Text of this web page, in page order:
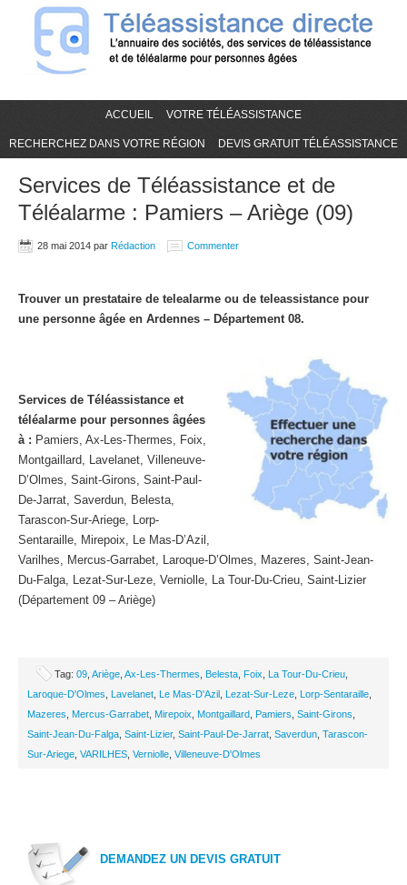
ACCUEIL VOTRE TÉLÉASSISTANCE
RECHERCHEZ DANS VOTRE RÉGION DEVIS GRATUIT TÉLÉASSISTANCE
Services de Téléassistance et de
Téléalarme : Pamiers – Ariège (09)
28 mai 2014 par Rédaction Commenter
Trouver un prestataire de telealarme ou de teleassistance pour
une personne âgée en Ardennes – Département 08.
Services de Téléassistance et
téléalarme pour personnes âgées
à : Pamiers, Ax-Les-Thermes, Foix,
Montgaillard, Lavelanet, Villeneuve-
D’Olmes, Saint-Girons, Saint-Paul-
De-Jarrat, Saverdun, Belesta,
Tarascon-Sur-Ariege, Lorp-
Sentaraille, Mirepoix, Le Mas-D’Azil,
Varilhes, Mercus-Garrabet, Laroque-D’Olmes, Mazeres, Saint-Jean-
Du-Falga, Lezat-Sur-Leze, Verniolle, La Tour-Du-Crieu, Saint-Lizier
(Département 09 – Ariège)
Tag: 09 Ariège Ax-Les-Thermes Belesta Foix La Tour-Du-Crieu
Laroque-D'Olmes
Lavelanet Le Mas-D'Azil Lezat-Sur-Leze Lorp-Sentaraille
Mazeres
Mercus-Garrabet Mirepoix Montgaillard Pamiers Saint-Girons
Saint-Jean-Du-Falga Saint-Lizier, Saint-Paul-De-Jarrat Saverdun Tarascon-
Sur-Ariege VARILHES Verniolle Villeneuve-D'Olmes
DEMANDEZ UN DEVIS GRATUIT